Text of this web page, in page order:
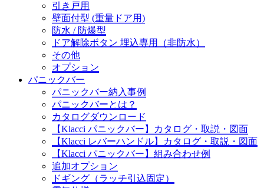
引き戸用
壁面付型 (重量ドア用)
防水 / 防爆型
ドア解除ボタン 埋込専用（非防水）
その他
オプション
パニックバー
パニックバー納入事例
パニックバーとは？
カタログダウンロード
【Klacci パニックバー】カタログ・取説・図面
【Klacci レバーハンドル】カタログ・取説・図面
【Klacci パニックバー】組み合わせ例
追加オプション
ドギング（ラッチ引込固定）